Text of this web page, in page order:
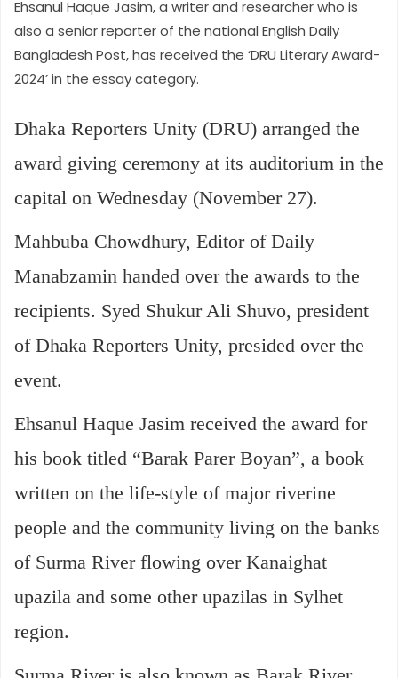
Ehsanul Haque Jasim, a writer and researcher who is
also a senior reporter of the national English Daily
Bangladesh Post, has received the ‘DRU Literary Award-
2024’ in the essay category.
Dhaka Reporters Unity (DRU) arranged the
award giving ceremony at its auditorium in the
capital on Wednesday (November 27).
Mahbuba Chowdhury, Editor of Daily
Manabzamin handed over the awards to the
recipients. Syed Shukur Ali Shuvo, president
of Dhaka Reporters Unity, presided over the
event.
Ehsanul Haque Jasim received the award for
his book titled “Barak Parer Boyan”, a book
written on the life-style of major riverine
people and the community living on the banks
of Surma River flowing over Kanaighat
upazila and some other upazilas in Sylhet
region.